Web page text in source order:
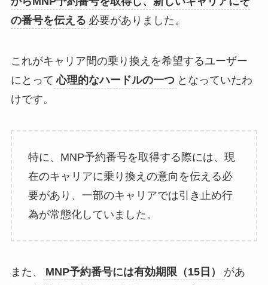
の番号を伝える 必要がありました。
これがキャリア間の乗り換えを希望するユーザー
にとって 心理的なハードルの一つ となっていたわ
けです。
特に、MNP予約番号を取得する際には、現
在のキャリアに乗り換えの意向を伝える必
要があり、一部のキャリアでは引き止め行
為が常態化していました。
また、 MNP予約番号には有効期限（15日）
があ